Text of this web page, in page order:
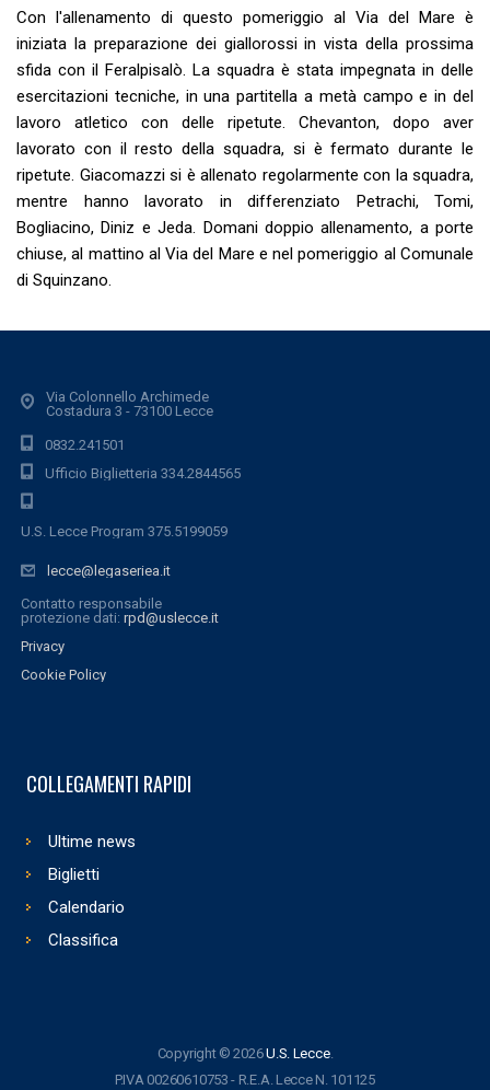
Con l'allenamento di questo pomeriggio al Via del Mare è
iniziata la preparazione dei giallorossi in vista della prossima
sfida con il Feralpisalò. La squadra è stata impegnata in delle
esercitazioni tecniche, in una partitella a metà campo e in del
lavoro atletico con delle ripetute. Chevanton, dopo aver
lavorato con il resto della squadra, si è fermato durante le
ripetute. Giacomazzi si è allenato regolarmente con la squadra,
mentre hanno lavorato in differenziato Petrachi, Tomi,
Bogliacino, Diniz e Jeda. Domani doppio allenamento, a porte
chiuse, al mattino al Via del Mare e nel pomeriggio al Comunale
di Squinzano.
Via Colonnello Archimede
Costadura 3 - 73100 Lecce
0832.241501
Ufficio Biglietteria 334.2844565
U.S. Lecce Program 375.5199059
lecce@legaseriea.it
Contatto responsabile
protezione dati: rpd@uslecce.it
Privacy
Cookie Policy
COLLEGAMENTI RAPIDI
Ultime news
Biglietti
Calendario
Classifica
Copyright © 2026U.S. Lecce.
P.IVA 00260610753 - R.E.A. Lecce N. 101125